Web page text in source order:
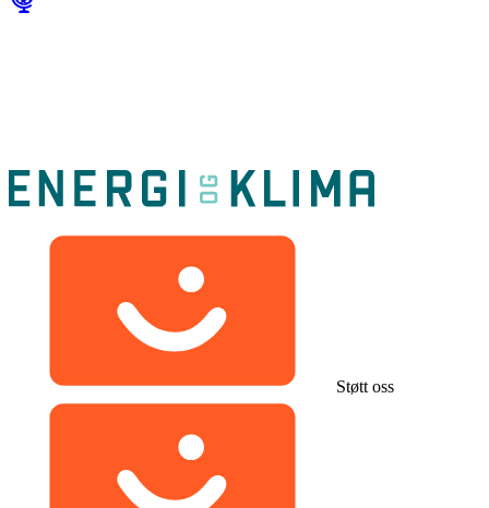
Støtt oss